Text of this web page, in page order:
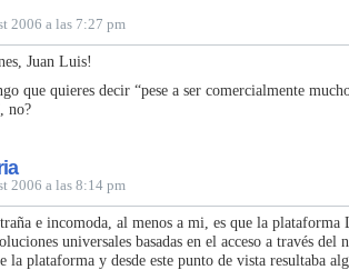
2006 a las 7:27 pm
Juan Luis!
que quieres decir “pese a ser comercialmente
no?
2006 a las 8:14 pm
e incomoda, al menos a mi, es que la plataforma
universales basadas en el acceso a través del
la plataforma y desde este punto de vista resultaba